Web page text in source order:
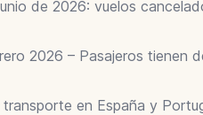
de 2026: vuelos
2026 – Pasajeros tienen
en España y